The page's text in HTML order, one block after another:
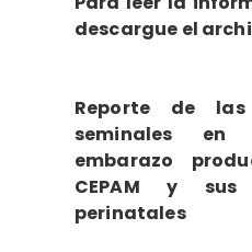
descargue el
Reporte de las
seminales en
embarazo
CEPAM y sus
perinatales